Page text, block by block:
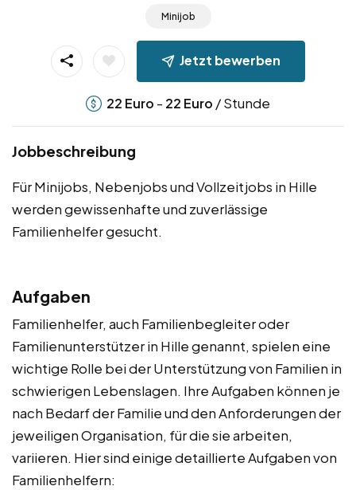
Minijob
Jetzt bewerben
22 Euro - 22 Euro / Stunde
Jobbeschreibung
Für Minijobs, Nebenjobs und Vollzeitjobs in Hille
werden gewissenhafte und zuverlässige
Familienhelfer gesucht.
Aufgaben
Familienhelfer, auch Familienbegleiter oder
Familienunterstützer in Hille genannt, spielen eine
wichtige Rolle bei der Unterstützung von Familien in
schwierigen Lebenslagen. Ihre Aufgaben können je
nach Bedarf der Familie und den Anforderungen der
jeweiligen Organisation, für die sie arbeiten,
variieren. Hier sind einige detaillierte Aufgaben von
Familienhelfern: